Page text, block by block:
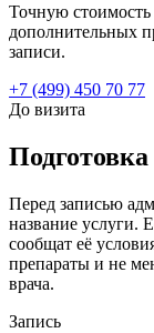
Точную
дополнительных
записи.
+7 (499) 450 70 77
До визита
Подготовка
Перед записью
название услуги.
сообщат её
препараты и не
врача.
Запись